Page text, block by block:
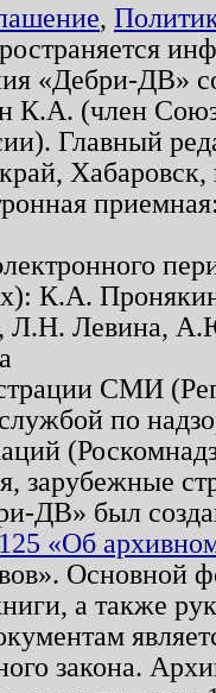
,
«Дебри-ДВ»
К.А. (член
Главный
К.А.
Л.Н. Левина,
СМИ
по
зарубежные
ДВ» был
«Об
Основной
а также
закона.